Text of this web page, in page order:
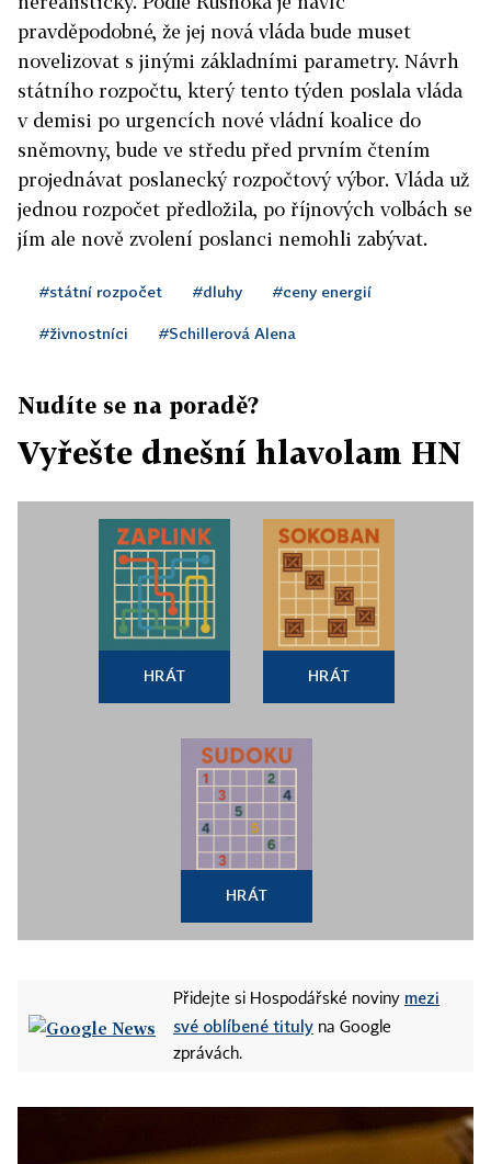
pravděpodobné, že jej nová vláda bude muset
novelizovat s jinými základními parametry. Návrh
státního rozpočtu, který tento týden poslala vláda
v demisi po urgencích nové vládní koalice do
sněmovny, bude ve středu před prvním čtením
projednávat poslanecký rozpočtový výbor. Vláda už
jednou rozpočet předložila, po říjnových volbách se
jím ale nově zvolení poslanci nemohli zabývat.
#státní rozpočet #dluhy #ceny energií
#živnostníci #Schillerová Alena
Nudíte se na poradě?
Vyřešte dnešní hlavolam HN
HRÁT HRÁT
HRÁT
Přidejte si Hospodářské noviny mezi
své oblíbené tituly na Google
zprávách.